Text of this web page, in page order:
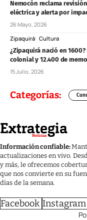
Nemocón reclama
eléctrica y alerta por
26 Mayo, 2026
Zipaquirá Cultura
¿Zipaquirá nació en
colonial y 12.400 de
15 Julio, 2026
Categorías:
Información confiable:
actualizaciones en vivo.
y más, le ofrecemos
que nos convierte en su
días de la semana.
Facebook Instagram